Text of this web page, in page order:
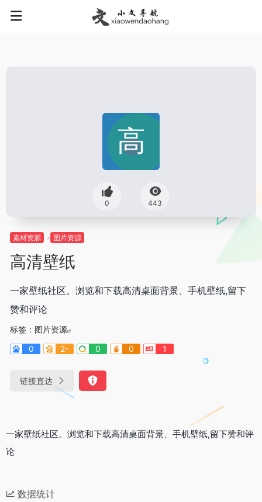
0 443
素材资源 图片资源
高清壁纸
一家壁纸社区。浏览和下载高清桌面背景、手机壁纸,留下
赞和评论
标签： 图片资源
0
2- 0 0 1
链接直达
一家壁纸社区。浏览和下载高清桌面背景、手机壁纸,留下赞和评
论
数据统计